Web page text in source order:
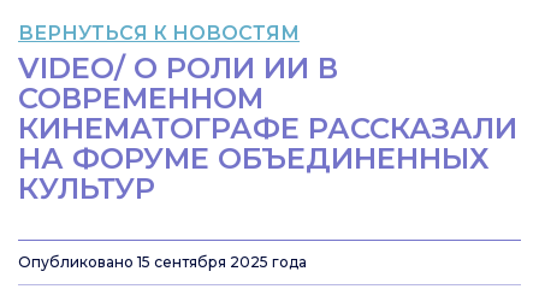
ВЕРНУТЬСЯ К НОВОСТЯМ
VIDEO/ О РОЛИ ИИ В
СОВРЕМЕННОМ
КИНЕМАТОГРАФЕ РАССКАЗАЛИ
НА ФОРУМЕ ОБЪЕДИНЕННЫХ
КУЛЬТУР
Опубликовано 15 сентября 2025 года